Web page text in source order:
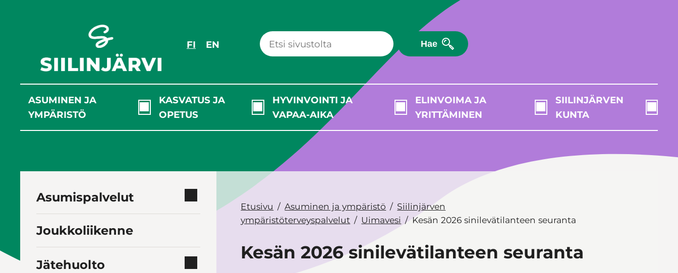
FI EN Hae
ASUMINEN JA
YMPÄRISTÖ
KASVATUS JA
OPETUS
HYVINVOINTI JA
VAPAA-AIKA
ELINVOIMA JA
YRITTÄMINEN
SIILINJÄRVEN
KUNTA
Asumispalvelut
Joukkoliikenne
Jätehuolto
Etusivu Asuminen ja ympäristö
Siilinjärven
ympäristöterveyspalvelut
Uimavesi Kesän 2026 sinilevätilanteen seuranta
Kesän 2026 sinilevätilanteen seuranta